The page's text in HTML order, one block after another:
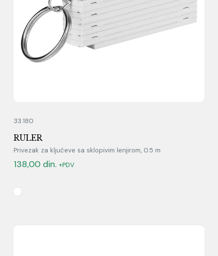
33.180
RULER
Privezak za ključeve sa sklopivim lenjirom, 0.5 m
138,00 din. +PDV